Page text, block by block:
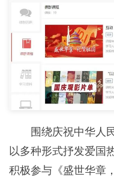
围绕庆祝中华人
以多种形式抒发爱国
积极参与《盛世华章